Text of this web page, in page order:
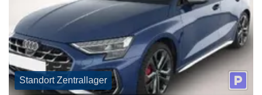
Standort Zentrallager